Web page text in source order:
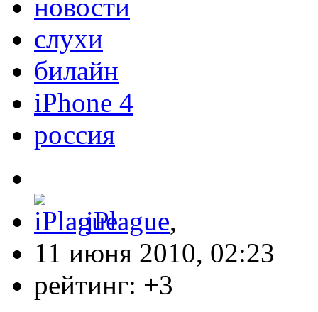
новости
слухи
билайн
iPhone 4
россия
iPlague,
11 июня 2010, 02:23
рейтинг: +3